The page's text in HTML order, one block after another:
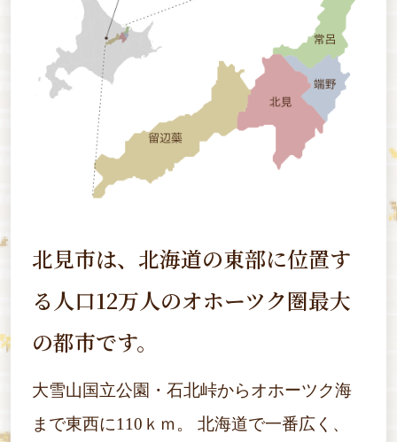
北見市は、北海道の東部に位置す
る 人口12万人のオホーツク圏最大
の都市です。
大雪山国立公園・石北峠からオホーツク海
まで東西に110ｋｍ。 北海道で一番広く、